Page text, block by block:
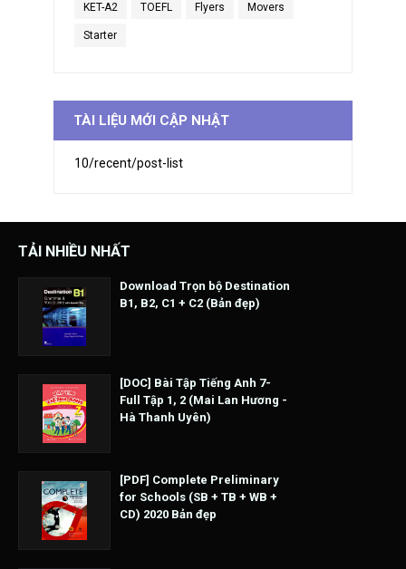
KET-A2 TOEFL Flyers Movers
Starter
TÀI LIỆU MỚI CẬP NHẬT
10/recent/post-list
TẢI NHIỀU NHẤT
Download Trọn bộ Destination
B1, B2, C1 + C2 (Bản đẹp)
[DOC] Bài Tập Tiếng Anh 7-
Full Tập 1, 2 (Mai Lan Hương -
Hà Thanh Uyên)
[PDF] Complete Preliminary
for Schools (SB + TB + WB +
CD) 2020 Bản đẹp